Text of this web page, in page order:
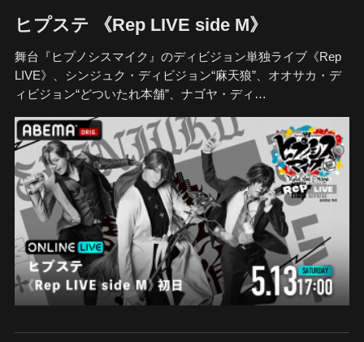
ヒプステ 《Rep LIVE side M》
舞台『ヒプノシスマイク』のディビジョン単独ライブ《Rep
LIVE》、シンジュク・ディビジョン“麻天狼”、オオサカ・デ
ィビジョン“どついたれ本舗”、ナゴヤ・ディ…